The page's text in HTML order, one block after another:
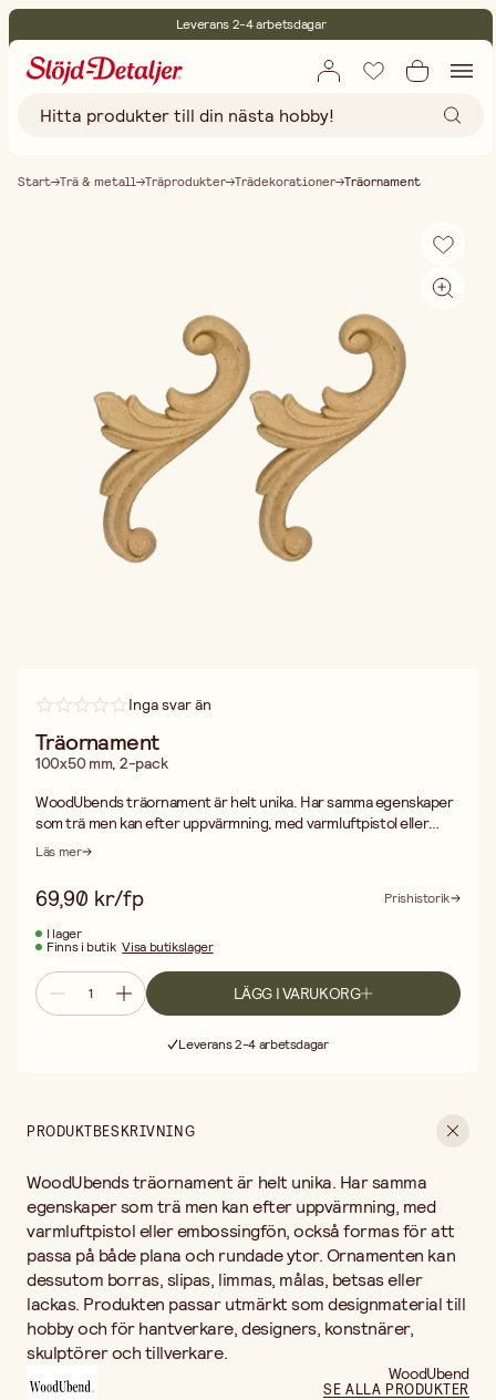
Leverans 2-4 arbetsdagar
Fri frakt vid köp över 499:-
Start Trä & metall Träprodukter Trädekorationer Träornament
Inga svar än
Träornament
100x50 mm, 2-pack
WoodUbends träornament är helt unika. Har samma egenskaper
som trä men kan efter uppvärmning, med varmluftpistol eller
embossingfön, också formas för att passa på både plana och
målas, betsas eller lackas. Produkten passar utmärkt som
designmaterial till hobby och för hantverkare, designers,
konstnärer, skulptörer och tillverkare.
Läs mer
69,90 kr/fp
Prishistorik
I lager
Finns i butik Visa butikslager
LÄGG I VARUKORG
Leverans 2-4 arbetsdagar
PRODUKTBESKRIVNING
WoodUbends träornament är helt unika. Har samma
egenskaper som trä men kan efter uppvärmning, med
varmluftpistol eller embossingfön, också formas för att
passa på både plana och rundade ytor. Ornamenten kan
dessutom borras, slipas, limmas, målas, betsas eller
lackas. Produkten passar utmärkt som designmaterial till
hobby och för hantverkare, designers, konstnärer,
skulptörer och tillverkare.
WoodUbend
SE ALLA PRODUKTER